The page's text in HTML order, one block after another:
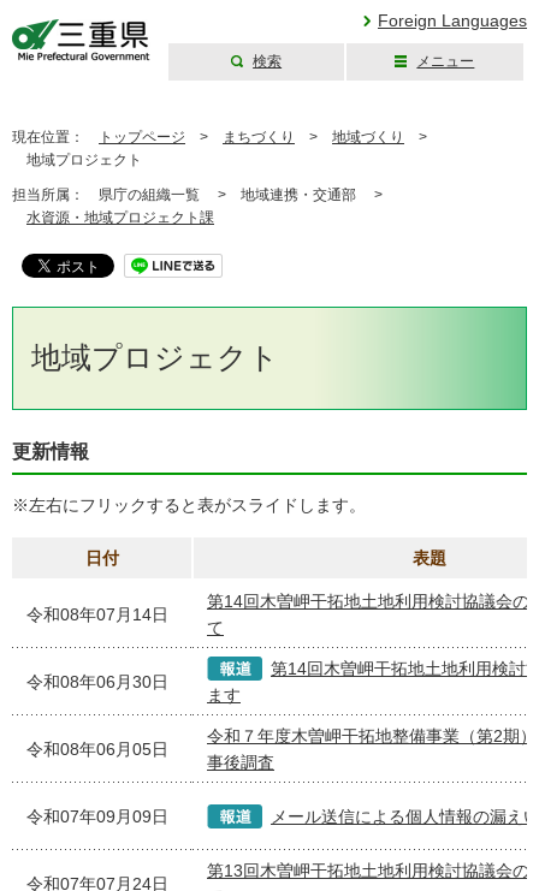
Foreign Languages
検索 メニュー
現在位置： トップページ > まちづくり > 地域づくり
>
地域プロジェクト
担当所属： 県庁の組織一覧 > 地域連携・交通部 >
水資源・地域プロジェクト課
地域プロジェクト
更新情報
※左右にフリックすると表がスライドします。
日付 表題
令和08年07月14日
第14回木曽岬干拓地土地利用検討協議会の
て
令和08年06月30日
第14回木曽岬干拓地土地利用検討
ます
令和08年06月05日
令和７年度木曽岬干拓地整備事業（第2期
事後調査
令和07年09月09日 メール送信による個人情報の漏え
令和07年07月24日
第13回木曽岬干拓地土地利用検討協議会の